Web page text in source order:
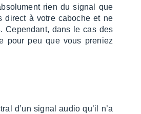
rien du signal que
direct à votre caboche et ne
Cepen­dant, dans le cas des
pour peu que vous preniez
d’un signal audio qu’il n’a